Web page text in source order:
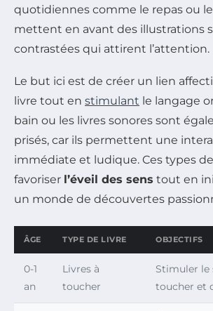
quotidiennes comme le repas ou
mettent en avant des illustrations
contrastées qui attirent l’attention.
Le but ici est de créer un lien
livre tout en stimulant le langage
bain ou les livres sonores sont
prisés, car ils permettent une
immédiate et ludique. Ces types
favoriser l’éveil des sens tout en
un monde de découvertes
ÂGE TYPE DE LIVRE OBJECTIFS
0-1
an
Livres à
toucher
Stimuler le
toucher et